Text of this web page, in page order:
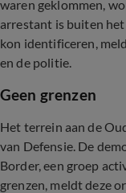
waren geklommen,
arrestant is buiten
kon identificeren,
en de politie.
Geen grenzen
Het terrein aan de
van Defensie. De
Border, een groep
grenzen, meldt deze